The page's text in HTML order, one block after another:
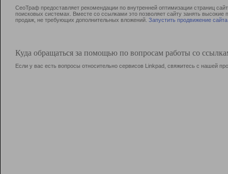
СеоТраф предоставляет рекомендации по внутренней оптимизации страниц
поисковых системах. Вместе со ссылками это позволяет сайту занять
продаж, не требующих дополнительных вложений. Запустить продвижение сайта
Куда обращаться за помощью по вопросам работы со
Если у вас есть вопросы относительно сервисов Linkpad, свяжитесь с нашей